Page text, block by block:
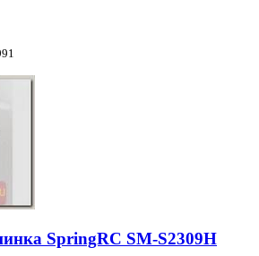
SpringRC SM-S2309H